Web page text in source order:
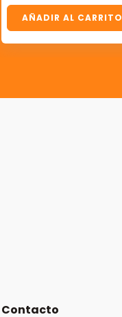
AÑADIR AL CARRITO
Contacto